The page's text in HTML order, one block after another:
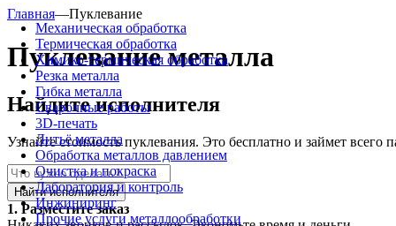
Механическая обработка
Термическая обработка
Химико-термическая обработка
Резка металла
Гибка металла
Сварочные работы
3D-печать
Литьё металла
Обработка металлов давлением
Очистка и покраска
Лаборатория и контроль
Инжиниринг
Прочие услуги металлообработки
Главная—Пуклевание
Пуклевание металла
Найдите исполнителя
Узнайте стоимость пуклевания. Это бесплатно и займет всего
Найти исполнителя
1. Разместите заказ